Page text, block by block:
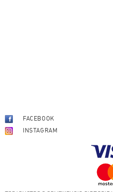
FACEBOOK
INSTAGRAM